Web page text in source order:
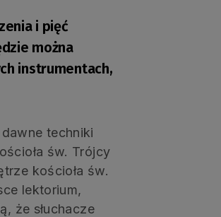
i pięć
można
instrumentach,
techniki
św. Trójcy
kościoła św.
lektorium,
że słuchacze